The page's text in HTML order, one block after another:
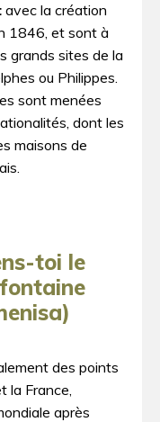
avec la création
1846, et sont à
grands sites de la
ou Philippes.
sont menées
dont les
maisons de
toi le
des points
la France,
après